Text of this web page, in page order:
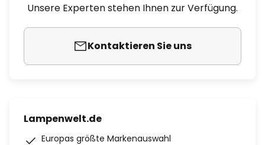
Unsere Experten stehen Ihnen zur Verfügung.
Kontaktieren Sie uns
Lampenwelt.de
Europas größte Markenauswahl